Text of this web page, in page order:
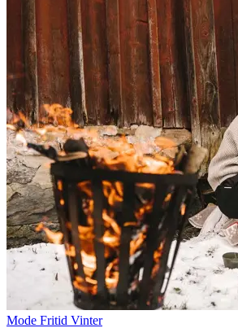
Mode Fritid Vinter